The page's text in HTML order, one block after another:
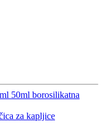
50ml borosilikatna
za kapljice